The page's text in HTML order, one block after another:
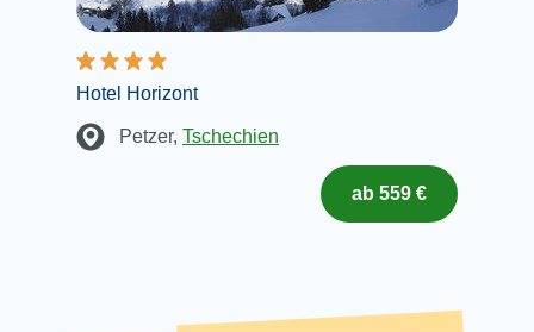
Hotel Horizont
Petzer, Tschechien
ab 559 €